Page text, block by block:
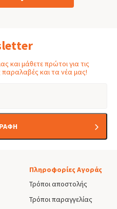
και μάθετε πρώτοι για τις
παραλαβές και τα νέα μας!
Πληροφορίες Αγοράς
Τρόποι αποστολής
Τρόποι παραγγελίας